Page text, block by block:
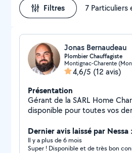
Filtres 7
Jonas Bernaudeau
Plombier Chauffagiste
4,6/5 (12 avis)
Présentation
Gérant de la SARL Home
disponible pour toutes vos
Dernier avis laissé par Nessa
Il y a plus de 6 mois